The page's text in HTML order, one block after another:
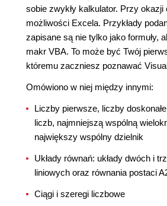
sobie zwykły kalkulator. Przy
możliwości Excela. Przykłady
zapisane są nie tylko jako formuły,
makr VBA. To może być Twój
któremu zaczniesz poznawać
Omówiono w niej między innymi:
Liczby pierwsze, liczby
liczb, najmniejszą wspólną
największy wspólny dzielnik
Układy równań: układy dwóch i
liniowych oraz równania postaci
Ciągi i szeregi liczbowe